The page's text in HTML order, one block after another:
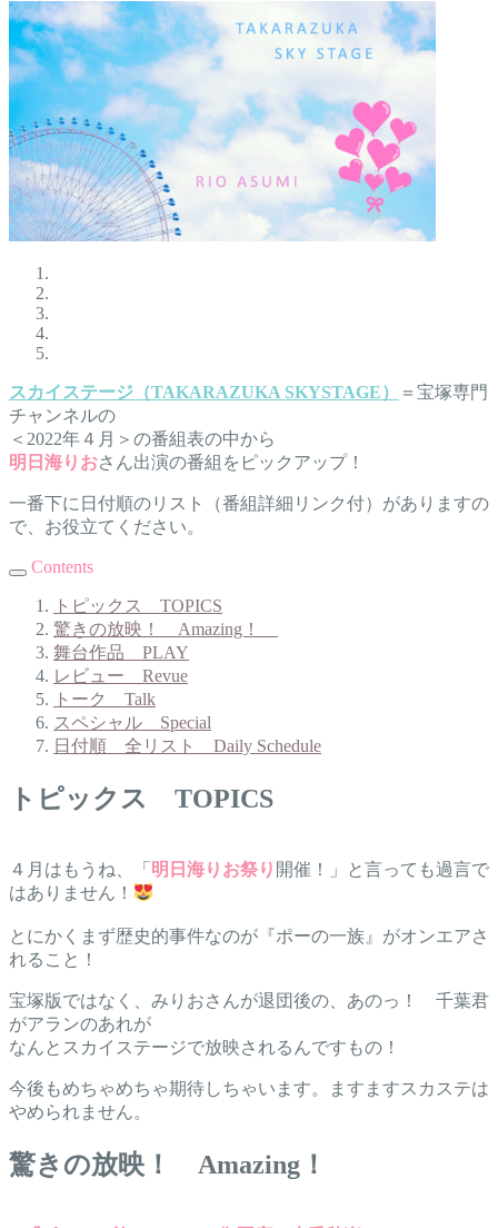
スカイステージ（TAKARAZUKA SKYSTAGE）
＝宝塚専門
チャンネルの
＜2022年４月＞の番組表の中から
明日海りおさん出演の番組をピックアップ！
一番下に日付順のリスト（番組詳細リンク付）がありますの
で、お役立てください。
Contents
トピックス TOPICS
驚きの放映！ Amazing！
舞台作品 PLAY
レビュー Revue
トーク Talk
スペシャル Special
日付順 全リスト Daily Schedule
トピックス TOPICS
４月はもうね、「 明日海りお祭り 開催！」と言っても過言で
はありません！
とにかくまず歴史的事件なのが『ポーの一族』がオンエアさ
れること！
宝塚版ではなく、みりおさんが退団後の、あのっ！ 千葉君
がアランのあれが
なんとスカイステージで放映されるんですもの！
今後もめちゃめちゃ期待しちゃいます。ますますスカステは
やめられません。
驚きの放映！ Amazing！